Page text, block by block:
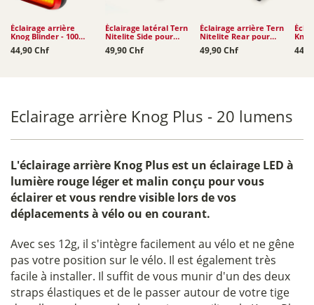
Éclairage arrière
Knog Blinder - 100
lumens
44,90 Chf
Éclairage latéral Tern
Nitelite Side pour
Captain's Chair...
49,90 Chf
Éclairage arrière Tern
Nitelite Rear pour
Clubhouse /...
49,90 Chf
Eclairage arrière Knog Plus - 20 lumens
L'éclairage arrière Knog Plusest un éclairage LED à
lumière rouge léger et malin conçu pour vous
éclairer et vous rendre visible lors de vos
déplacements à vélo ou en courant.
Avec ses 12g, il s'intègre facilement au vélo et ne gêne
pas votre position sur le vélo. Il est également très
facile à installer. Il suffit de vous munir d'un des deux
straps élastiques et de le passer autour de votre tige